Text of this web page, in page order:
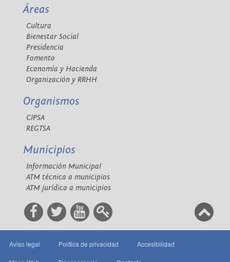
Áreas
Cultura
Bienestar Social
Presidencia
Fomento
Economía y Hacienda
Organización y RRHH
Organismos
CIPSA
REGTSA
Municipios
Información Municipal
ATM técnica a municipios
ATM jurídica a municipios
Aviso legal Política de privacidad Accesibilidad